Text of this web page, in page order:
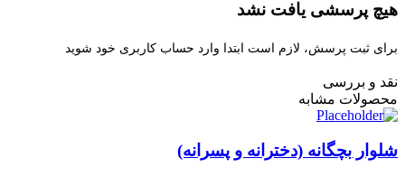
هیچ پرسشی یافت نشد
برای ثبت پرسش، لازم است ابتدا وارد حساب کاربری خود شوید
نقد و بررسی
محصولات مشابه
شلوار بچگانه (دخترانه و پسرانه)